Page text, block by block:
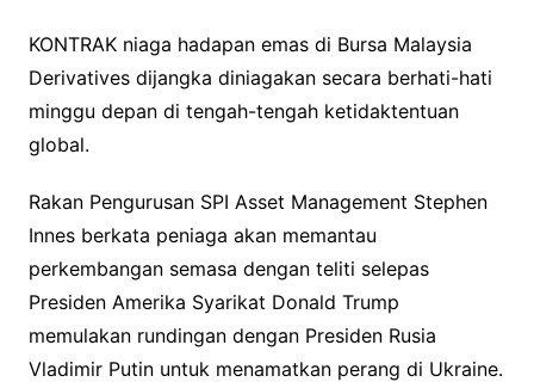
KONTRAK niaga hadapan emas di Bursa Malaysia
Derivatives dijangka diniagakan secara berhati-hati
minggu depan di tengah-tengah ketidaktentuan
global.
Rakan Pengurusan SPI Asset Management Stephen
Innes berkata peniaga akan memantau
perkembangan semasa dengan teliti selepas
Presiden Amerika Syarikat Donald Trump
memulakan rundingan dengan Presiden Rusia
Vladimir Putin untuk menamatkan perang di Ukraine.